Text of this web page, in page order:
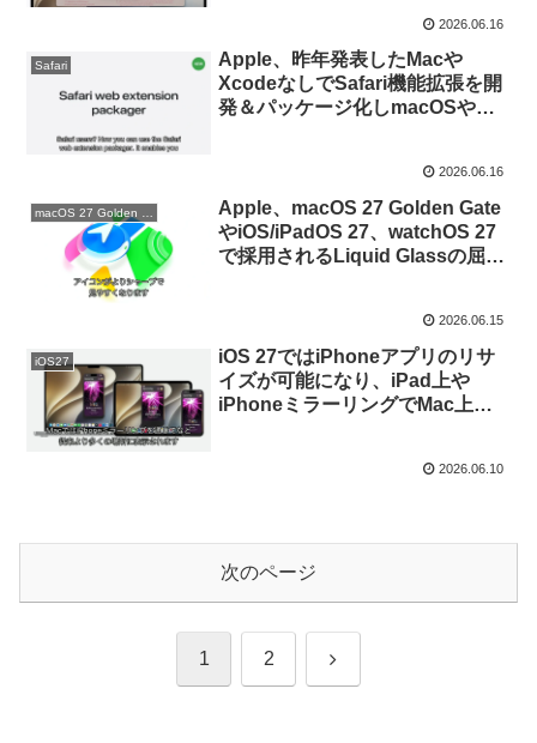
2026.06.16
Safari
Apple、昨年発表したMacや
XcodeなしでSafari機能拡張を開
発＆パッケージ化しmacOSや
Packager」の使い方とサンプル
コードを公開。
2026.06.16
macOS 27 Golden Gate
Apple、macOS 27 Golden Gate
やiOS/iPadOS 27、watchOS 27
で採用されるLiquid Glassの屈折
Composer v2.0」のBeta版とテ
ンプレートを公開。
2026.06.15
iOS27
iOS 27ではiPhoneアプリのリサ
イズが可能になり、iPad上や
iPhoneミラーリングでMac上に
2026.06.10
次のページ
1 2 次